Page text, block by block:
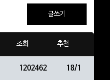
글쓰기
조회 추천
1202462 18/1